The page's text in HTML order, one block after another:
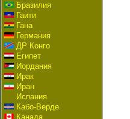
Бразилия
Гаити
Гана
Германия
ДР Конго
Египет
Иордания
Ирак
Иран
Испания
Кабо-Верде
Канада